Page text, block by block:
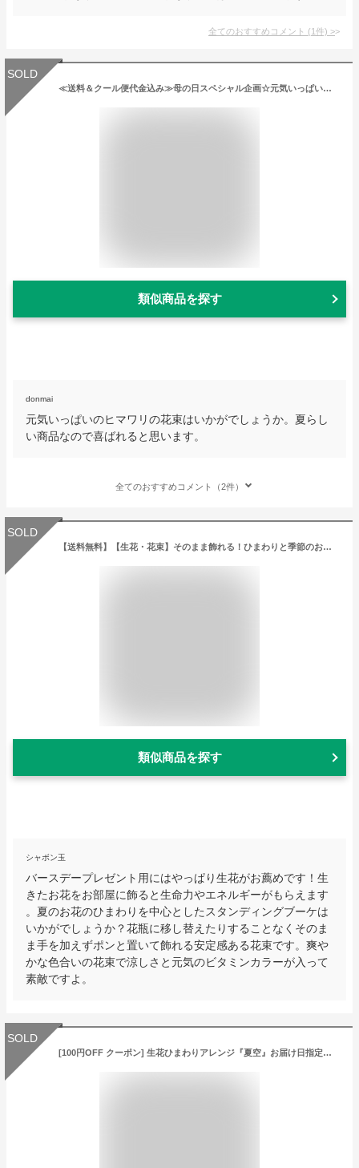
全てのおすすめコメント (1件) >
SOLD
≪送料＆クール便代金込み≫母の日スペシャル企画☆元気いっぱいのヒマワリ花束
類似商品を探す
donmai
元気いっぱいのヒマワリの花束はいかがでしょうか。夏らし
い商品なので喜ばれると思います。
全てのおすすめコメント（2件）
SOLD
【送料無料】【生花・花束】そのまま飾れる！ひまわりと季節のお花のスタンディングブーケ FL-FD-31【フラワーアレンジ/誕生日/アレンジ/贈り物/ギフト/父の日/向日葵】
類似商品を探す
シャボン玉
バースデープレゼント用にはやっぱり生花がお薦めです！生
きたお花をお部屋に飾ると生命力やエネルギーがもらえます
。夏のお花のひまわりを中心としたスタンディングブーケは
いかがでしょうか？花瓶に移し替えたりすることなくそのま
ま手を加えずポンと置いて飾れる安定感ある花束です。爽や
かな色合いの花束で涼しさと元気のビタミンカラーが入って
素敵ですよ。
SOLD
[100円OFF クーポン] 生花ひまわりアレンジ『夏空』お届け日指定＆選べるメッセージカード【お届けは5月13日から】 ヒマワリ アレンジメント父の日 ギフト/父の日 プレゼント/ ひまわり 花束 ひまわり アレンジメント 花/FGP